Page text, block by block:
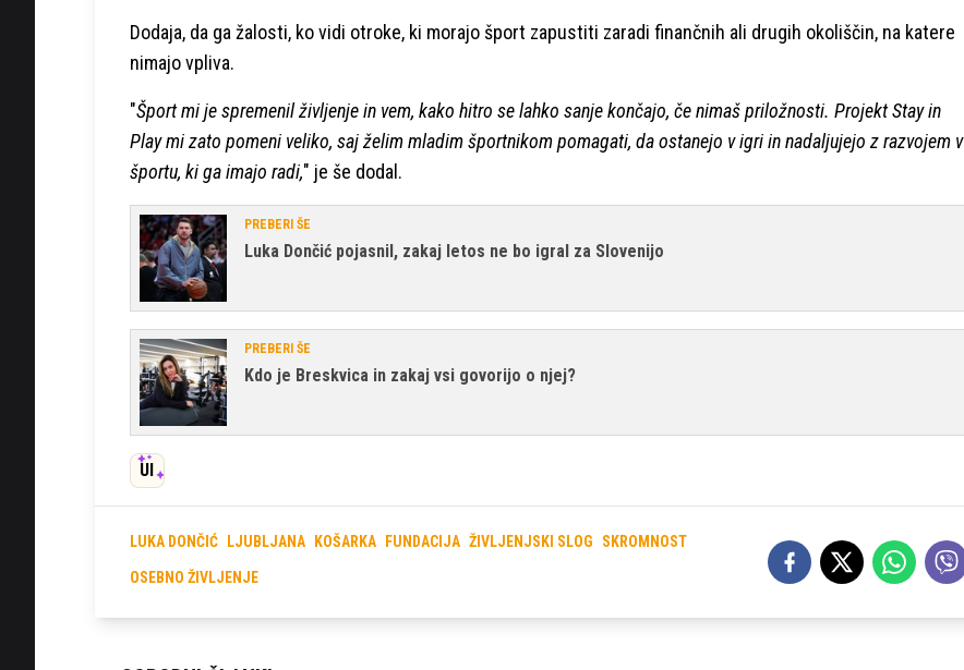
Dodaja, da ga žalosti, ko vidi otroke, ki morajo šport zapustiti zaradi finančnih ali drugih okoliščin, na katere
nimajo vpliva.
"Šport mi je spremenil življenje in vem, kako hitro se lahko sanje končajo, če nimaš priložnosti. Projekt Stay in
Play mi zato pomeni veliko, saj želim mladim športnikom pomagati, da ostanejo v igri in nadaljujejo z razvojem v
športu, ki ga imajo radi," je še dodal.
PREBERI ŠE
Luka Dončić pojasnil, zakaj letos ne bo igral za Slovenijo
PREBERI ŠE
Kdo je Breskvica in zakaj vsi govorijo o njej?
UI
LUKA DONČIĆ LJUBLJANA KOŠARKA FUNDACIJA ŽIVLJENJSKI SLOG SKROMNOST
OSEBNO ŽIVLJENJE